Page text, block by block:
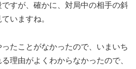
すが、確かに、対局中の相手の斜
いますね。
たことがなかったので、いまいち
理由がよくわからなかったので、